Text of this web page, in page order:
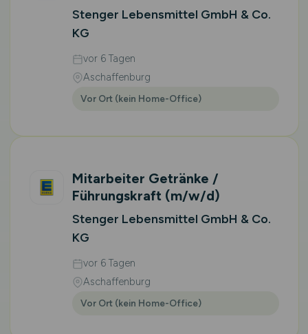
Stenger Lebensmittel GmbH & Co.
KG
vor 6 Tagen
Aschaffenburg
Vor Ort (kein Home-Office)
Mitarbeiter Getränke /
Führungskraft (m/w/d)
Stenger Lebensmittel GmbH & Co.
KG
vor 6 Tagen
Aschaffenburg
Vor Ort (kein Home-Office)